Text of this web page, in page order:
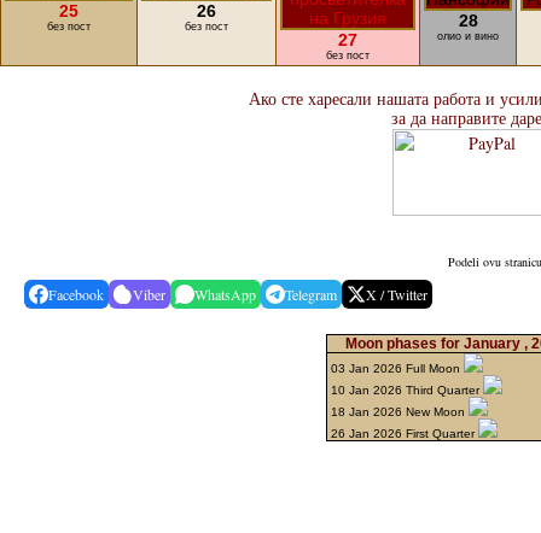
25
без пост
26
без пост
27
без пост
28
олио и вино
Ако сте харесали нашата работа и
за да направите
Podeli ovu stranicu
Facebook Viber WhatsApp Telegram X / Twitter
Moon phases for January ,
03 Jan 2026 Full Moon
10 Jan 2026 Third Quarter
18 Jan 2026 New Moon
26 Jan 2026 First Quarter